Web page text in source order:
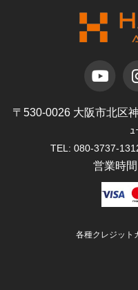
〒530-0026 大阪市北区
ｭ
TEL: 080-3737-
営業時
各種クレジット